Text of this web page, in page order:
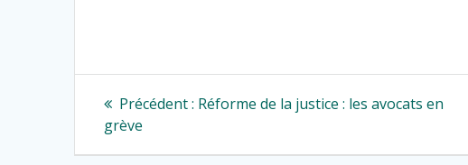
Navigation
de
Précédent : Article
Réforme de la justice : les avocats en
grève